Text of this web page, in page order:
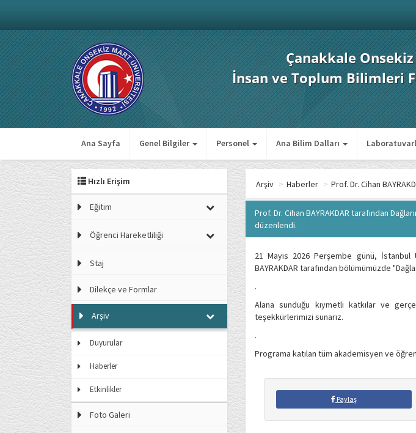
Çanakkale
İnsan ve Toplum Bilimleri
Ana Sayfa Genel Bilgiler Personel Ana Bilim Dalları
Hızlı Erişim
Eğitim
Öğrenci Hareketliliği
Staj
Dilekçe ve Formlar
Arşiv
Duyurular
Haberler
Etkinlikler
Foto Galeri
Arşiv > Haberler > Prof. Dr. Cihan
Prof. Dr. Cihan BAYRAKDAR tarafından
düzenlendi.
21 Mayıs 2026 Perşembe günü,
BAYRAKDAR tarafından bölümümüzde
.
​Alana sunduğu kıymetli katkılar ve
teşekkürlerimizi sunarız.
.
Programa katılan tüm akademisyen ve
Paylaş